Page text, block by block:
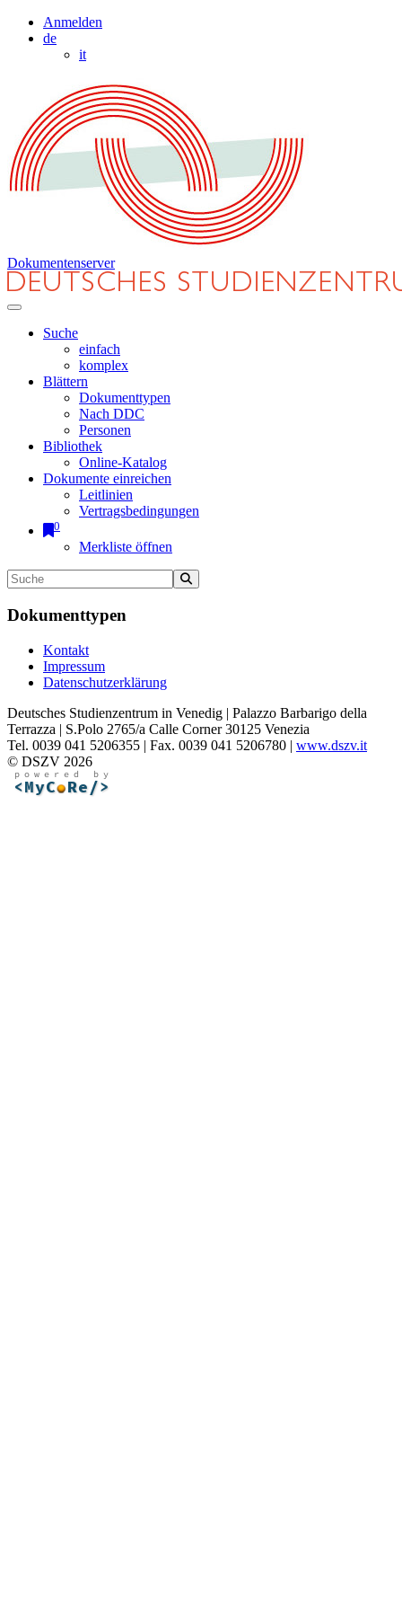
Anmelden
de
it
Dokumentenserver
Suche
einfach
komplex
Blättern
Dokumenttypen
Nach DDC
Personen
Bibliothek
Online-Katalog
Dokumente einreichen
Leitlinien
Vertragsbedingungen
0
Merkliste öffnen
Dokumenttypen
Kontakt
Impressum
Datenschutzerklärung
Deutsches Studienzentrum in Venedig | Palazzo Barbarigo della
Terrazza | S.Polo 2765/a Calle Corner 30125 Venezia
Tel. 0039 041 5206355 | Fax. 0039 041 5206780 | www.dszv.it
© DSZV 2026